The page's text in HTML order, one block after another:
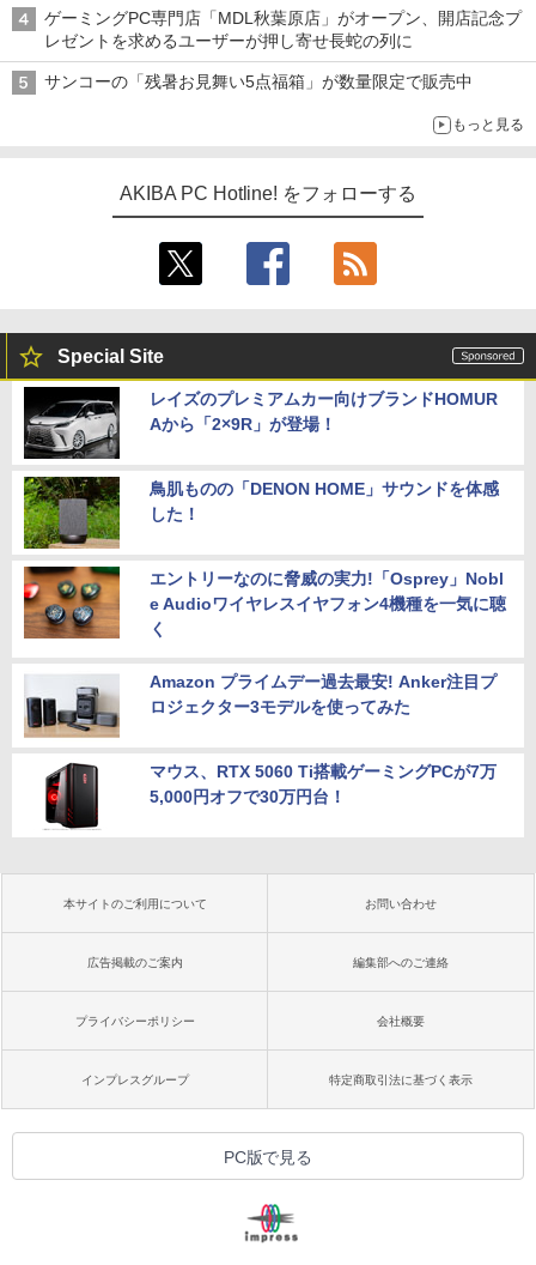
ゲーミングPC専門店「MDL秋葉原店」がオープン、開店記念プ
レゼントを求めるユーザーが押し寄せ長蛇の列に
サンコーの「残暑お見舞い5点福箱」が数量限定で販売中
もっと見る
AKIBA PC Hotline! をフォローする
Special Site
レイズのプレミアムカー向けブランドHOMUR
Aから「2×9R」が登場！
鳥肌ものの「DENON HOME」サウンドを体感
した！
エントリーなのに脅威の実力!「Osprey」Nobl
e Audioワイヤレスイヤフォン4機種を一気に聴
く
Amazon プライムデー過去最安! Anker注目プ
ロジェクター3モデルを使ってみた
マウス、RTX 5060 Ti搭載ゲーミングPCが7万
5,000円オフで30万円台！
本サイトのご利用について お問い合わせ
広告掲載のご案内 編集部へのご連絡
プライバシーポリシー 会社概要
インプレスグループ 特定商取引法に基づく表示
PC版で見る